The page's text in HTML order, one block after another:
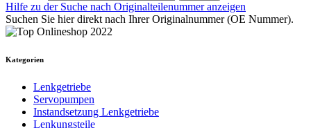
Hilfe zu der Suche nach Originalteilenummer anzeigen
Suchen Sie hier direkt nach Ihrer Originalnummer (OE Nummer).
Kategorien
Lenkgetriebe
Servopumpen
Instandsetzung Lenkgetriebe
Lenkungsteile